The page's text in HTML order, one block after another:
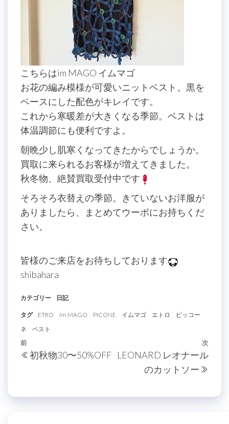
こちらはim MAGO イムマゴ
お花の編み模様が可愛いニットベスト。黒を
ベースにした配色がキレイです。
これから寒暖差が大きくなる季節。ベストは
体温調節にも便利ですよ。
朝晩少し肌寒くなってきたからでしょうか。
買取に来られるお客様が増えてきました。
秋冬物、絶賛買取受付中です
そろそろ衣替えの季節。きていないお洋服が
ありましたら、まとめてウーボにお持ちくだ
さい。
皆様のご来店をお待ちしております
shibahara
カテゴリー 日記
タグ ETRO im MAGO PICONE イムマゴ エトロ
ピッコー
ネ
ベスト
投
稿
ビ
過
去
前
初秋物30〜50%OFF
次
の
次
LEONARD レオナール
のカットソー